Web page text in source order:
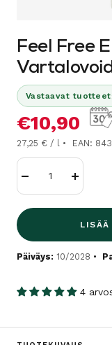
Feel Free
Vastaavat tuotteet
€10,90
27,25 € / l EAN:
Lisää
LISÄÄ
Päiväys: 10/2028
4